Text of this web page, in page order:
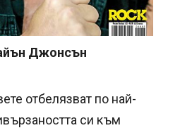
Джонсън
отбелязват по най-
си към